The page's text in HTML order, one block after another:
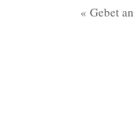
« Gebet